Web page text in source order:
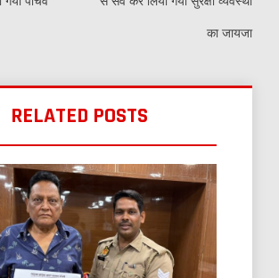
का जायजा
RELATED POSTS